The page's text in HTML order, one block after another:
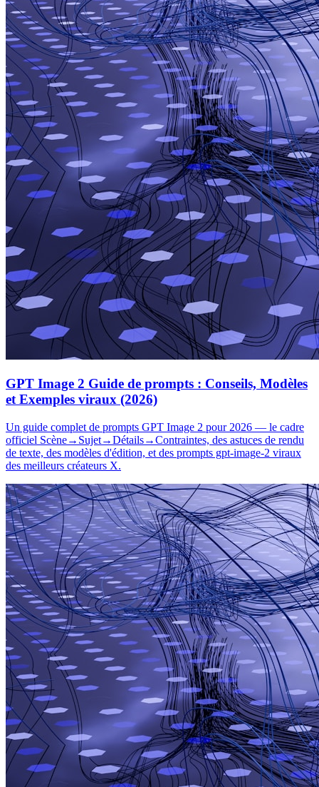
GPT Image 2 Guide de prompts : Conseils, Modèles
et Exemples viraux (2026)
Un guide complet de prompts GPT Image 2 pour 2026 — le cadre
officiel Scène→Sujet→Détails→Contraintes, des astuces de rendu
de texte, des modèles d'édition, et des prompts gpt-image-2 viraux
des meilleurs créateurs X.